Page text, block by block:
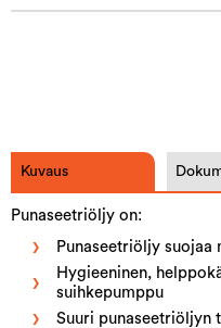
Kuvaus
Punaseetriöljy on:
Punaseetriöljy
Hygieeninen,
suihkepumppu
Suuri punaseetriöljyn